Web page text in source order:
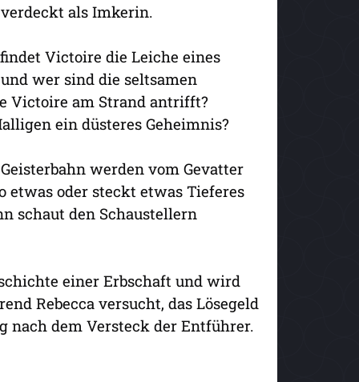
als Imkerin.
Victoire die Leiche eines
wer sind die seltsamen
Victoire am Strand antrifft?
ein düsteres Geheimnis?
werden vom Gevatter
etwas oder steckt etwas Tieferes
schaut den Schaustellern
einer Erbschaft und wird
Rebecca versucht, das Lösegeld
nach dem Versteck der Entführer.